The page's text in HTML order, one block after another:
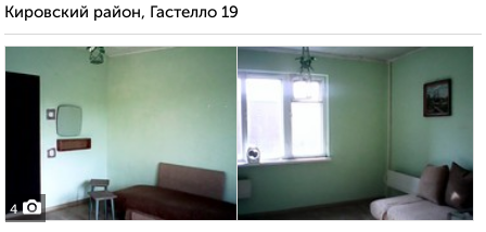
Кировский район, Гастелло 19
4